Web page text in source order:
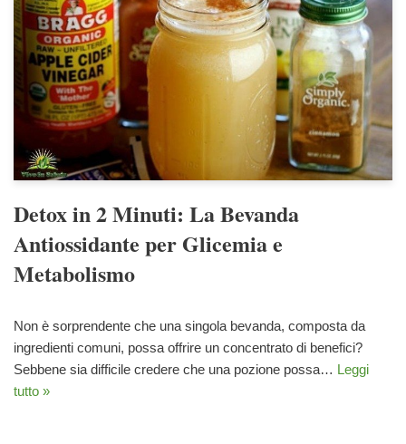
Detox in 2 Minuti: La Bevanda
Antiossidante per Glicemia e
Metabolismo
Non è sorprendente che una singola bevanda, composta da
ingredienti comuni, possa offrire un concentrato di benefici?
Sebbene sia difficile credere che una pozione possa… Leggi
tutto »